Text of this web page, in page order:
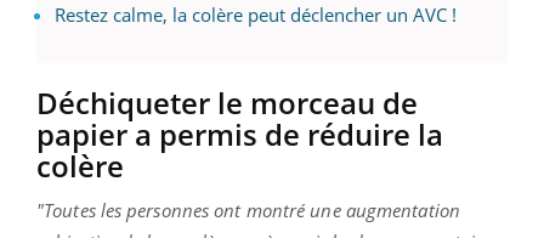
Restez calme, la colère peut déclencher un AVC !
Déchiqueter le morceau de
papier a permis de réduire la
colère
"Toutes les personnes ont montré une augmentation